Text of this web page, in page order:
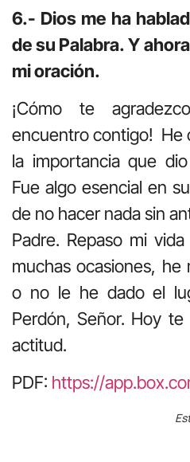
6.- Dios me ha
de su Palabra. Y
mi oración.
¡Cómo te
encuentro contigo! He
la importancia que
Fue algo esencial en
de no hacer nada sin
Padre. Repaso mi
muchas ocasiones, he
o no le he dado el
Perdón, Señor. Hoy
actitud.
PDF: https://